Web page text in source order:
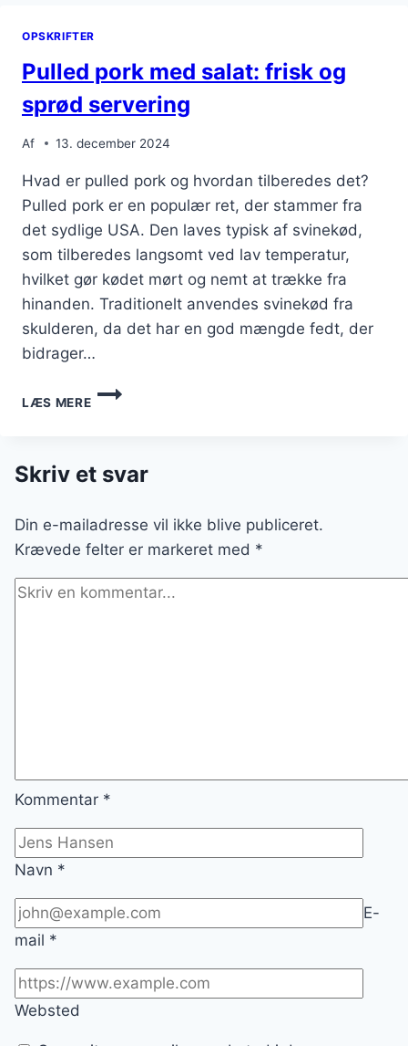
OG
OPSKRIFTER
Pulled pork med salat: frisk og
sprød servering
Af 13. december 2024
Hvad er pulled pork og hvordan tilberedes det?
Pulled pork er en populær ret, der stammer fra
det sydlige USA. Den laves typisk af svinekød,
som tilberedes langsomt ved lav temperatur,
hvilket gør kødet mørt og nemt at trække fra
hinanden. Traditionelt anvendes svinekød fra
skulderen, da det har en god mængde fedt, der
bidrager…
LÆS MERE
PULLED
PORK
FRISK
OG
SERVERING
Skriv et svar
Din e-mailadresse vil ikke blive publiceret.
Krævede felter er markeret med *
Kommentar *
Navn *
E-
mail *
Websted